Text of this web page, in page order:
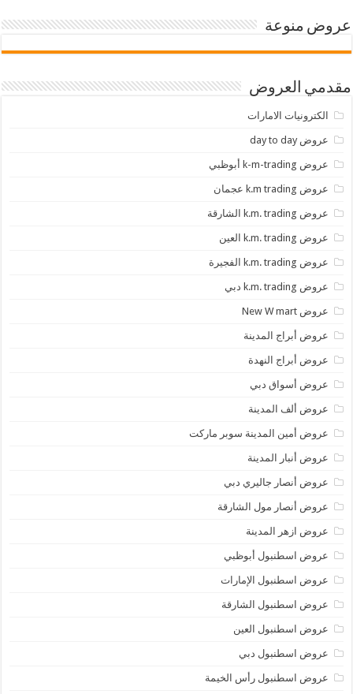
عروض منوعة
مقدمي العروض
الكترونيات الامارات
عروض day to day
عروض k-m-trading أبوظبي
عروض k.m trading عجمان
عروض k.m. trading الشارقة
عروض k.m. trading العين
عروض k.m. trading الفجيرة
عروض k.m. trading دبي
عروض New W mart
عروض أبراج المدينة
عروض أبراج النهدة
عروض أسواق دبي
عروض ألف المدينة
عروض أمين المدينة سوبر ماركت
عروض أنبار المدينة
عروض أنصار جاليري دبي
عروض أنصار مول الشارقة
عروض ازهر المدينة
عروض اسطنبول أبوظبي
عروض اسطنبول الإمارات
عروض اسطنبول الشارقة
عروض اسطنبول العين
عروض اسطنبول دبي
عروض اسطنبول رأس الخيمة